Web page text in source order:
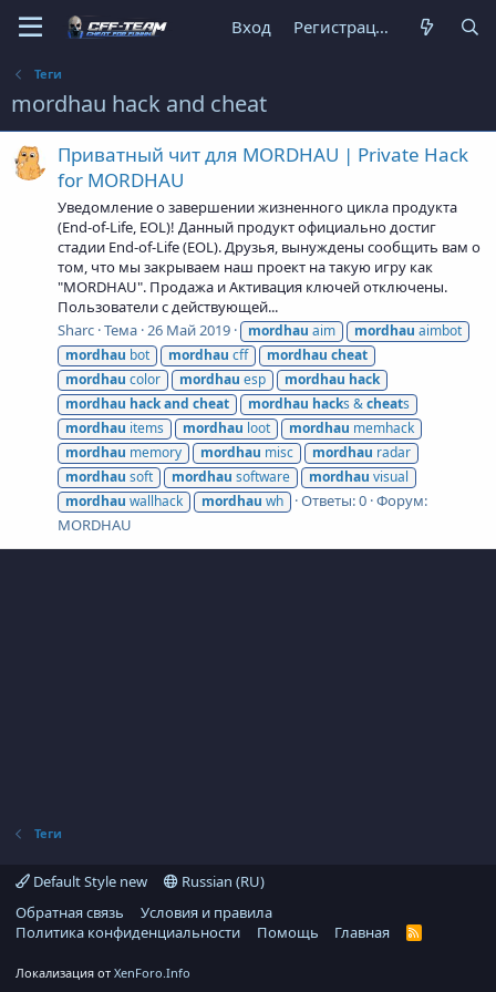
Вход Регистрация
Теги
mordhau hack and cheat
Приватный чит для MORDHAU | Private Hack
for MORDHAU
Уведомление о завершении жизненного цикла продукта
(End-of-Life, EOL)! Данный продукт официально достиг
стадии End-of-Life (EOL). Друзья, вынуждены сообщить вам о
том, что мы закрываем наш проект на такую игру как
"MORDHAU". Продажа и Активация ключей отключены.
Пользователи с действующей...
Sharc Тема 26 Май 2019 mordhau aim mordhau aimbot
mordhau bot mordhau cff mordhau cheat
mordhau color mordhau esp mordhau hack
mordhau hackand cheat mordhau hacks &cheats
mordhau items mordhau loot mordhau memhack
mordhau memory mordhau misc mordhau radar
mordhau soft mordhau software mordhau visual
mordhau wallhack mordhau wh Ответы: 0 Форум:
MORDHAU
Теги
Default Style new
Russian (RU)
Обратная связь
Условия и правила
Политика конфиденциальности
Помощь Главная
R
Локализация от XenForo.Info